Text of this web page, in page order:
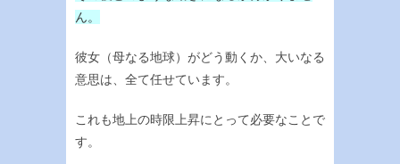
ん。
彼女（母なる地球）がどう動くか、大いなる
意思は、全て任せています。
これも地上の時限上昇にとって必要なことで
す。